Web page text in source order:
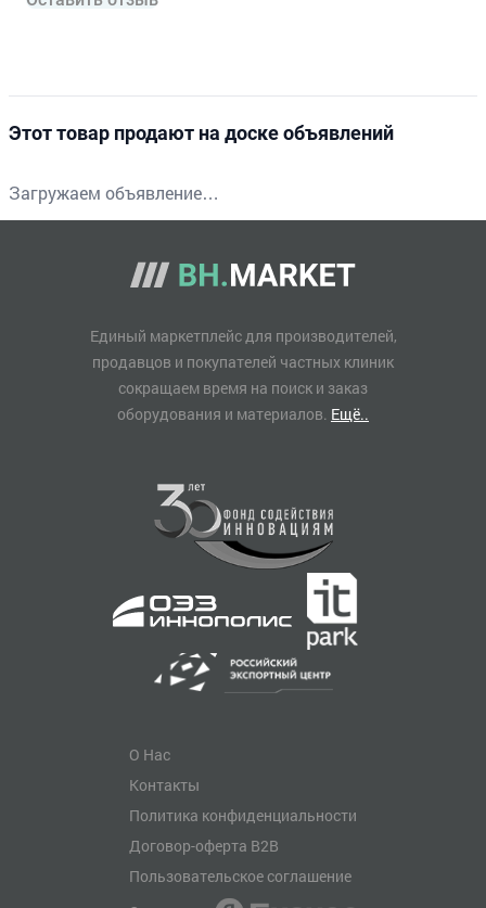
Этот товар продают на доске объявлений
Загружаем объявление…
Единый маркетплейс для производителей,
продавцов и покупателей частных клиник
сокращаем время на поиск и заказ
оборудования и материалов. Ещё..
О Нас
Контакты
Политика конфиденциальности
Договор-оферта B2B
Пользовательское соглашение